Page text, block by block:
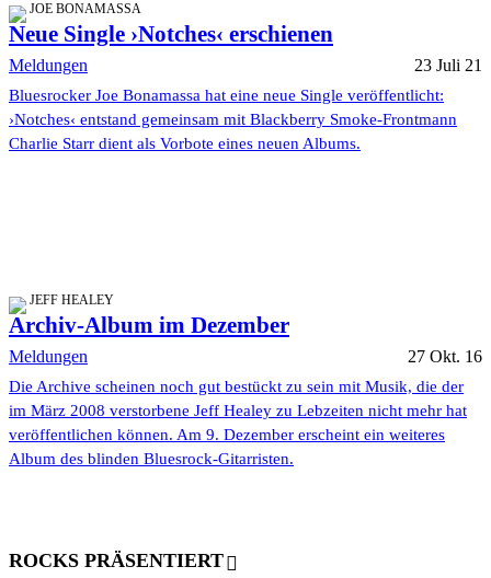
JOE BONAMASSA
Neue Single ›Notches‹ erschienen
Meldungen 23 Juli 21
Bluesrocker Joe Bonamassa hat eine neue Single veröffentlicht:
›Notches‹ entstand gemeinsam mit Blackberry Smoke-Frontmann
Charlie Starr dient als Vorbote eines neuen Albums.
JEFF HEALEY
Archiv-Album im Dezember
Meldungen 27 Okt. 16
Die Archive scheinen noch gut bestückt zu sein mit Musik, die der
im März 2008 verstorbene Jeff Healey zu Lebzeiten nicht mehr hat
veröffentlichen können. Am 9. Dezember erscheint ein weiteres
Album des blinden Bluesrock-Gitarristen.
ROCKS PRÄSENTIERT